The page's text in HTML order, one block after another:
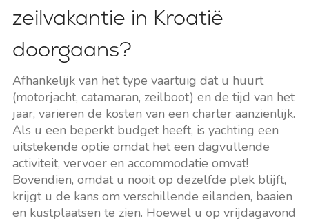
zeilvakantie in Kroatië
doorgaans?
Afhankelijk van het type vaartuig dat u huurt
(motorjacht, catamaran, zeilboot) en de tijd van het
jaar, variëren de kosten van een charter aanzienlijk.
Als u een beperkt budget heeft, is yachting een
uitstekende optie omdat het een dagvullende
activiteit, vervoer en accommodatie omvat!
Bovendien, omdat u nooit op dezelfde plek blijft,
krijgt u de kans om verschillende eilanden, baaien
en kustplaatsen te zien. Hoewel u op vrijdagavond